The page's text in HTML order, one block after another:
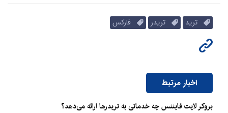
ترید تریدر فارکس
اخبار مرتبط
بروکر لایت فایننس چه خدماتی به تریدرها ارائه می‌دهد؟